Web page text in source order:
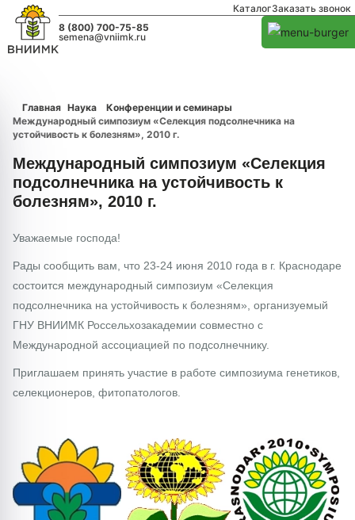
КаталогЗаказать звонок
8 (800) 700-75-85
semena@vniimk.ru
Главная Наука
Конференции и семинары
Международный симпозиум «Селекция подсолнечника на
устойчивость к болезням», 2010 г.
Международный симпозиум «Селекция
подсолнечника на устойчивость к
болезням», 2010 г.
Уважаемые господа!
Рады сообщить вам, что 23-24 июня 2010 года в г. Краснодаре
состоится международный симпозиум «Селекция
подсолнечника на устойчивость к болезням», организуемый
ГНУ ВНИИМК Россельхозакадемии совместно с
Международной ассоциацией по подсолнечнику.
Приглашаем принять участие в работе симпозиума генетиков,
селекционеров, фитопатологов.